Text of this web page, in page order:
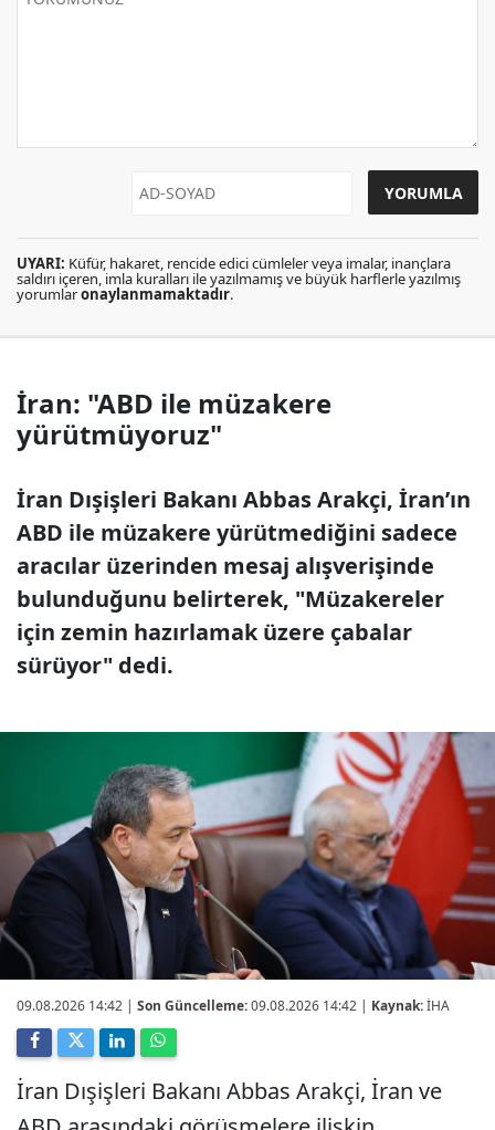
UYARI: Küfür, hakaret, rencide edici cümleler veya imalar, inançlara
saldırı içeren, imla kuralları ile yazılmamış ve büyük harflerle yazılmış
yorumlaronaylanmamaktadır.
İran: "ABD ile müzakere
yürütmüyoruz"
İran Dışişleri Bakanı Abbas Arakçi, İran’ın
ABD ile müzakere yürütmediğini sadece
aracılar üzerinden mesaj alışverişinde
bulunduğunu belirterek, "Müzakereler
için zemin hazırlamak üzere çabalar
sürüyor" dedi.
09.08.2026 14:42 | Son Güncelleme:09.08.2026 14:42 | Kaynak:İHA
İran Dışişleri Bakanı Abbas Arakçi, İran ve